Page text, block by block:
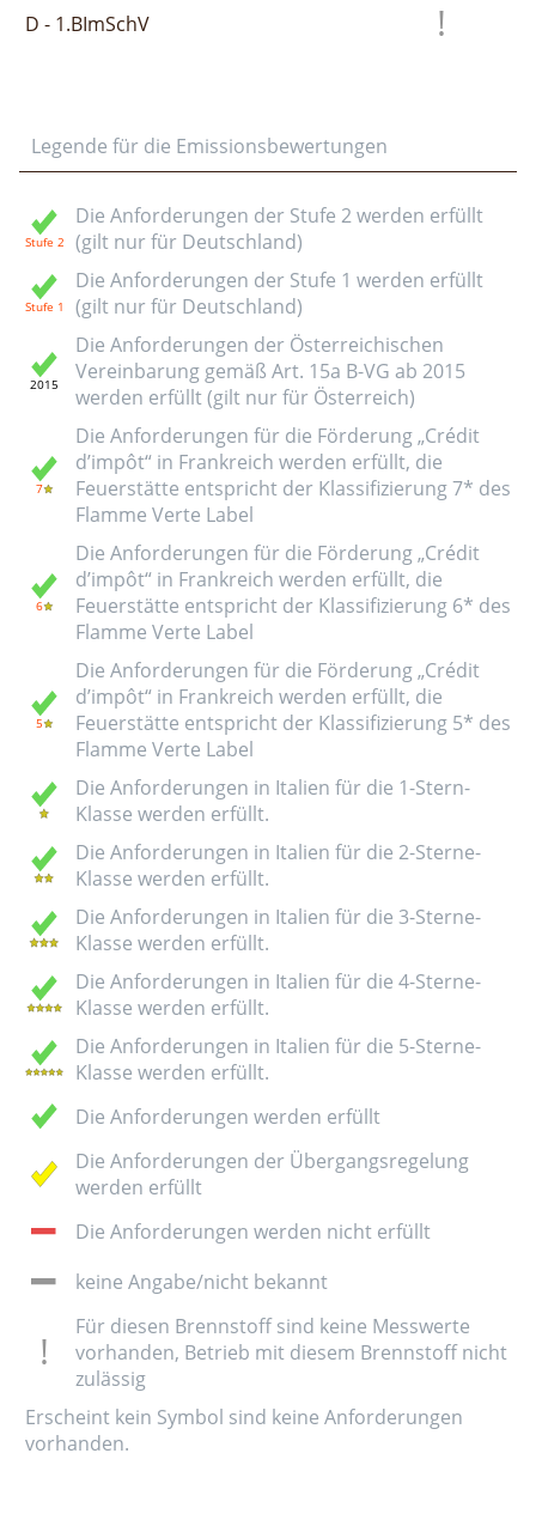
D - 1.BImSchV
Legende für die Emissionsbewertungen
Die Anforderungen der Stufe 2 werden erfüllt
(gilt nur für Deutschland)
Die Anforderungen der Stufe 1 werden erfüllt
(gilt nur für Deutschland)
Die Anforderungen der Österreichischen
Vereinbarung gemäß Art. 15a B-VG ab 2015
werden erfüllt (gilt nur für Österreich)
Die Anforderungen für die Förderung „Crédit
d’impôt“ in Frankreich werden erfüllt, die
Feuerstätte entspricht der Klassifizierung 7* des
Flamme Verte Label
Die Anforderungen für die Förderung „Crédit
d’impôt“ in Frankreich werden erfüllt, die
Feuerstätte entspricht der Klassifizierung 6* des
Flamme Verte Label
Die Anforderungen für die Förderung „Crédit
d’impôt“ in Frankreich werden erfüllt, die
Feuerstätte entspricht der Klassifizierung 5* des
Flamme Verte Label
Die Anforderungen in Italien für die 1-Stern-
Klasse werden erfüllt.
Die Anforderungen in Italien für die 2-Sterne-
Klasse werden erfüllt.
Die Anforderungen in Italien für die 3-Sterne-
Klasse werden erfüllt.
Die Anforderungen in Italien für die 4-Sterne-
Klasse werden erfüllt.
Die Anforderungen in Italien für die 5-Sterne-
Klasse werden erfüllt.
Die Anforderungen werden erfüllt
Die Anforderungen der Übergangsregelung
werden erfüllt
Die Anforderungen werden nicht erfüllt
keine Angabe/nicht bekannt
Für diesen Brennstoff sind keine Messwerte
vorhanden, Betrieb mit diesem Brennstoff nicht
zulässig
Erscheint kein Symbol sind keine Anforderungen
vorhanden.